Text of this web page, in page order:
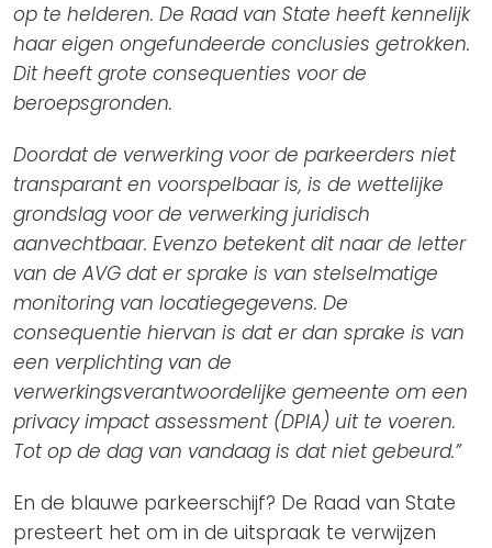
op te helderen. De Raad van State heeft kennelijk
haar eigen ongefundeerde conclusies getrokken.
Dit heeft grote consequenties voor de
beroepsgronden.
Doordat de verwerking voor de parkeerders niet
transparant en voorspelbaar is, is de wettelijke
grondslag voor de verwerking juridisch
aanvechtbaar. Evenzo betekent dit naar de letter
van de AVG dat er sprake is van stelselmatige
monitoring van locatiegegevens. De
consequentie hiervan is dat er dan sprake is van
een verplichting van de
verwerkingsverantwoordelijke gemeente om een
privacy impact assessment (DPIA) uit te voeren.
Tot op de dag van vandaag is dat niet gebeurd.”
En de blauwe parkeerschijf? De Raad van State
presteert het om in de uitspraak te verwijzen